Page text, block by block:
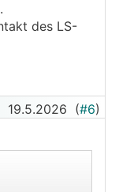
des LS-
19.5.2026 (#6)